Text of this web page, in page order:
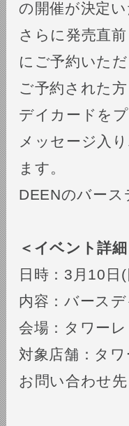
の開催が決定
さらに発売直
にご予約いた
ご予約された
デイカードを
メッセージ入
ます。
DEENのバー
＜イベント詳
日時：3月10
内容：バース
会場：タワー
対象店舗：タ
お問い合わせ